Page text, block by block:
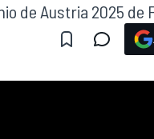
de Austria 2025 de